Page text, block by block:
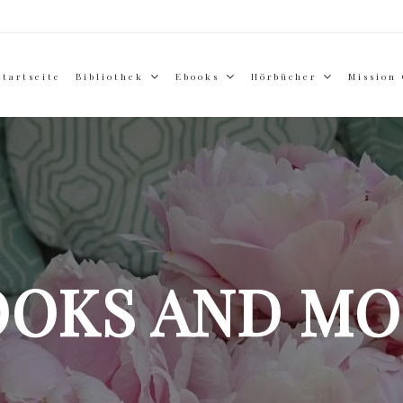
Bibliothek Ebooks Hörbücher Mission
AND